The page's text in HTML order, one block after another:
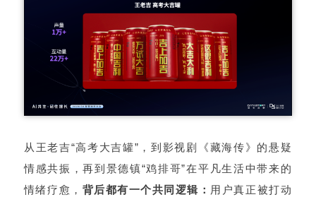
从王老吉“高考大吉罐”，到影视剧《藏海传》的悬疑
情感共振，再到景德镇“鸡排哥”在平凡生活中带来的
情绪疗愈， 背后都有一个共同逻辑： 用户真正被打动